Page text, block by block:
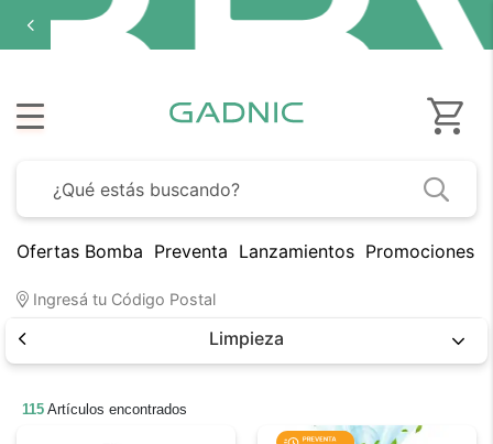
Ofertas Bomba Preventa Lanzamientos Promociones
Ingresá tu Código Postal
Limpieza
115 Artículos encontrados